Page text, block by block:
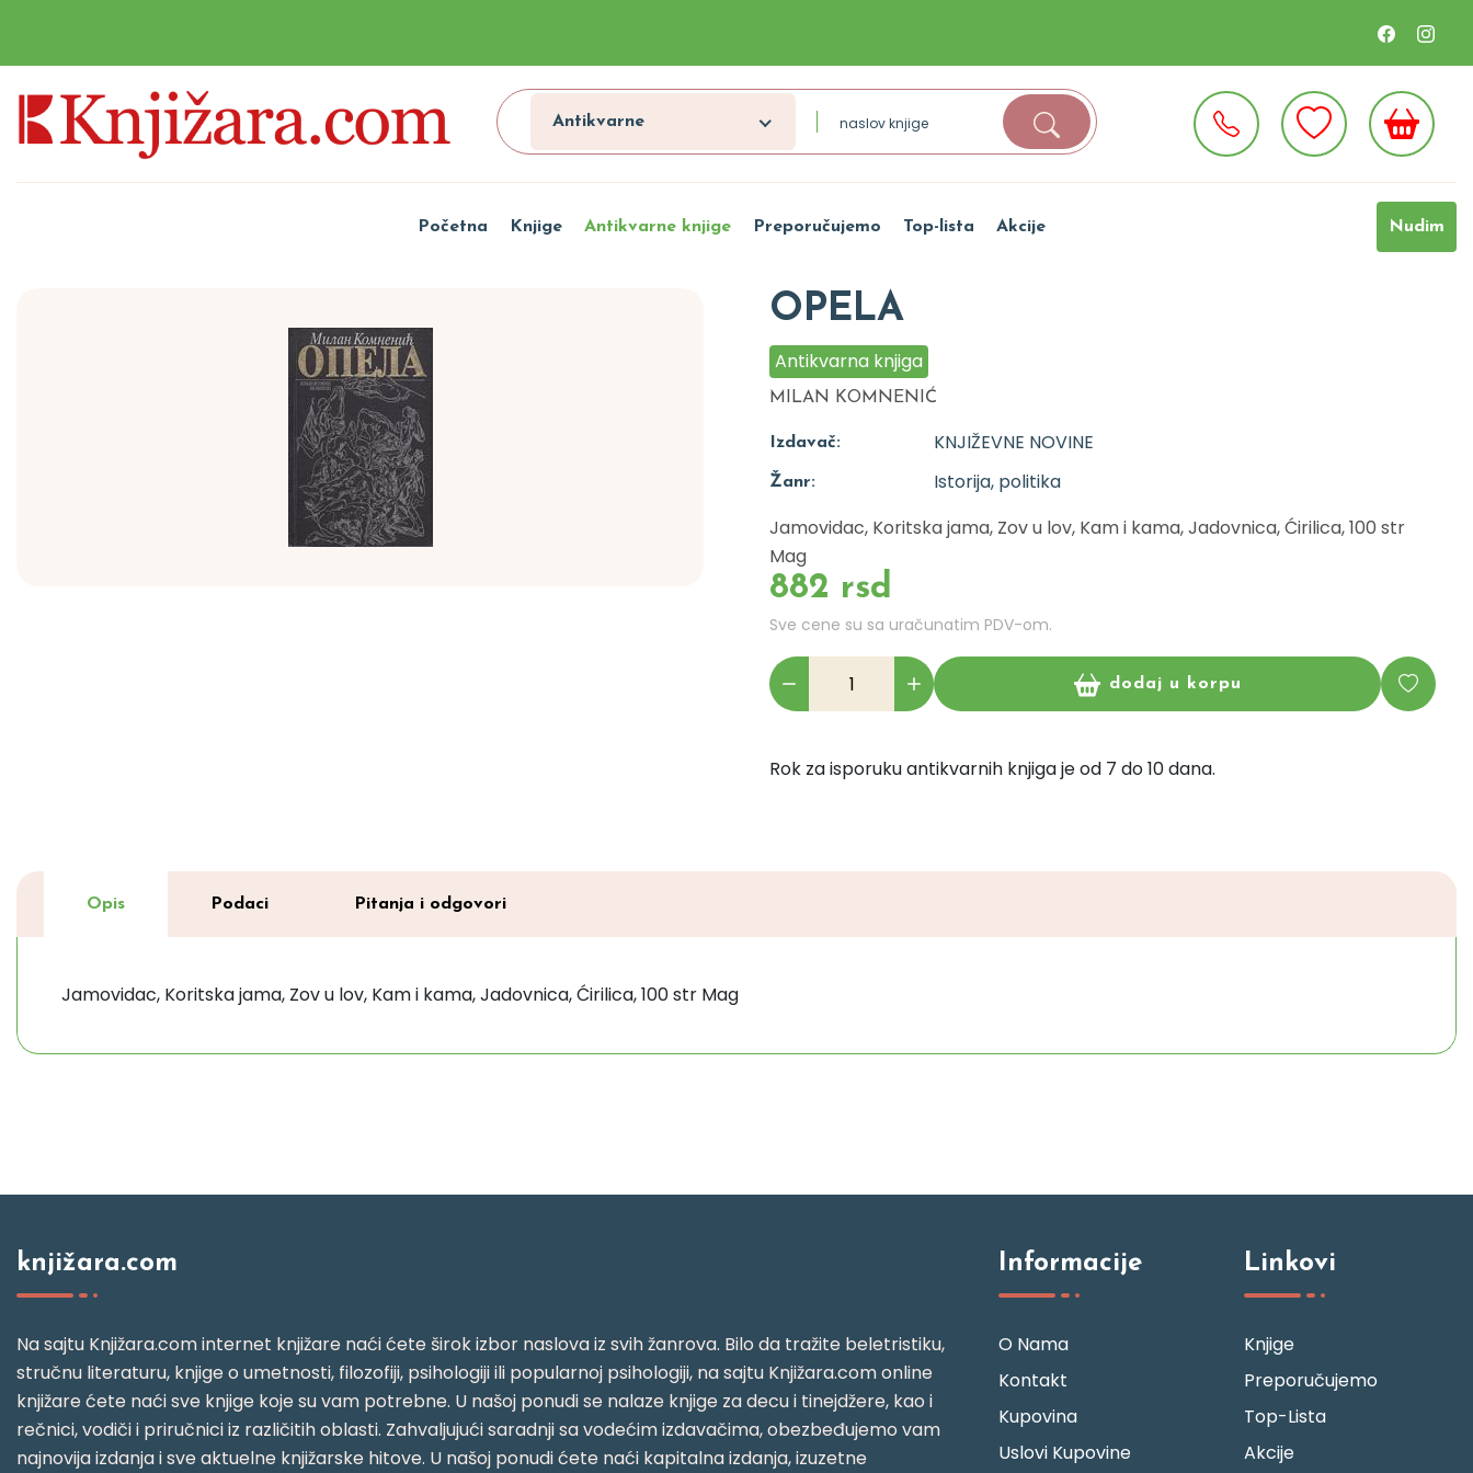
Antikvarne
Početna Knjige Antikvarne knjige Preporučujemo Top-lista Akcije Nudim
OPELA
Antikvarna knjiga
MILAN KOMNENIĆ
Izdavač: KNJIŽEVNE NOVINE
Žanr:
Istorija, politika
Jamovidac, Koritska jama, Zov u lov, Kam i kama, Jadovnica, Ćirilica, 100 str
Mag
882 rsd
Sve cene su sa uračunatim PDV-om.
dodaj u korpu
Rok za isporuku antikvarnih knjiga je od 7 do 10 dana.
Opis Podaci Pitanja i odgovori
Jamovidac, Koritska jama, Zov u lov, Kam i kama, Jadovnica, Ćirilica, 100 str Mag
knjižara.com
Na sajtu Knjižara.com internet knjižare naći ćete širok izbor naslova iz svih žanrova. Bilo da tražite beletristiku,
stručnu literaturu, knjige o umetnosti, filozofiji, psihologiji ili popularnoj psihologiji, na sajtu Knjižara.com online
knjižare ćete naći sve knjige koje su vam potrebne. U našoj ponudi se nalaze knjige za decu i tinejdžere, kao i
rečnici, vodiči i priručnici iz različitih oblasti. Zahvaljujući saradnji sa vodećim izdavačima, obezbeđujemo vam
najnovija izdanja i sve aktuelne knjižarske hitove. U našoj ponudi ćete naći kapitalna izdanja, izuzetne
Informacije
O Nama
Kontakt
Kupovina
Uslovi Kupovine
Linkovi
Knjige
Preporučujemo
Top-Lista
Akcije